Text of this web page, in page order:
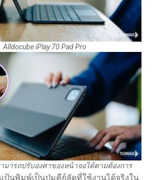
Alldocube iPlay 70 Pad Pro
มารถปรับองศาของหน้าจอได้ตามต้องการ
ป้นพิมพ์เป็นปุ่มคีย์ลัดที่ใช้งานได้จริงใน